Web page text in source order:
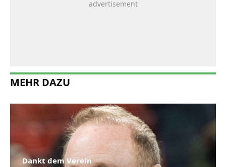
MEHR DAZU
Dankt dem Verein